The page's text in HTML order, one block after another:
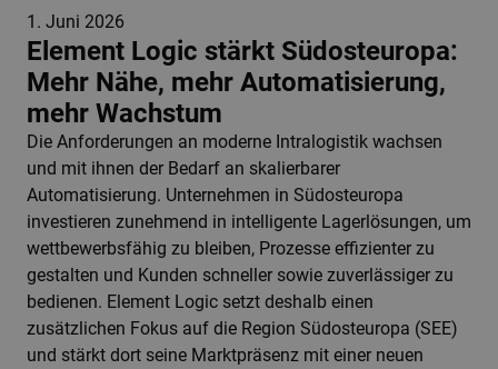
1. Juni 2026
Element Logic stärkt Südosteuropa:
Mehr Nähe, mehr Automatisierung,
mehr Wachstum
Die Anforderungen an moderne Intralogistik wachsen
und mit ihnen der Bedarf an skalierbarer
Automatisierung. Unternehmen in Südosteuropa
investieren zunehmend in intelligente Lagerlösungen, um
wettbewerbsfähig zu bleiben, Prozesse effizienter zu
gestalten und Kunden schneller sowie zuverlässiger zu
bedienen. Element Logic setzt deshalb einen
zusätzlichen Fokus auf die Region Südosteuropa (SEE)
und stärkt dort seine Marktpräsenz mit einer neuen